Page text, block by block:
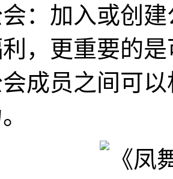
：加入或创
，更重要的
成员之间可